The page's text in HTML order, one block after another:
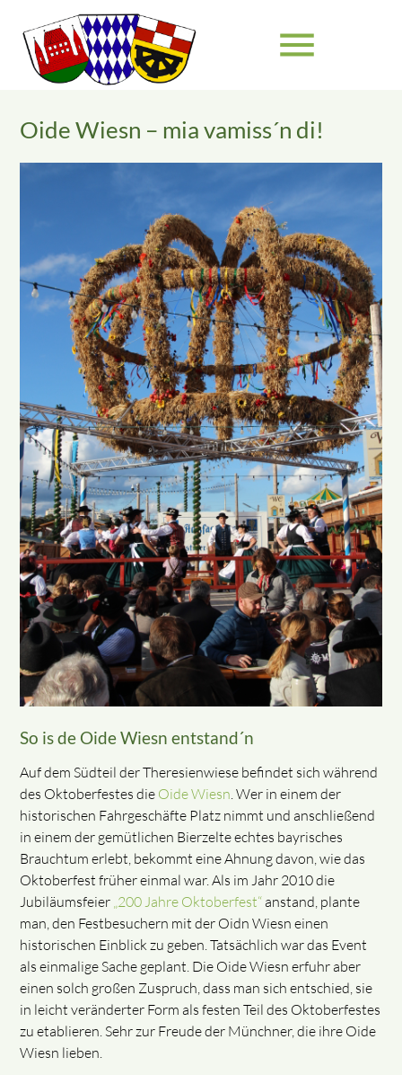
menu
Suchbegriffe SUCHEN
Oide Wiesn – mia vamiss´n di!
So is de Oide Wiesn entstand´n
Auf dem Südteil der Theresienwiese befindet sich während
des Oktoberfestes die Oide Wiesn . Wer in einem der
historischen Fahrgeschäfte Platz nimmt und anschließend
in einem der gemütlichen Bierzelte echtes bayrisches
Brauchtum erlebt, bekommt eine Ahnung davon, wie das
Oktoberfest früher einmal war. Als im Jahr 2010 die
Jubiläumsfeier „200 Jahre Oktoberfest“anstand, plante
man, den Festbesuchern mit der Oidn Wiesn einen
historischen Einblick zu geben. Tatsächlich war das Event
als einmalige Sache geplant. Die Oide Wiesn erfuhr aber
einen solch großen Zuspruch, dass man sich entschied, sie
in leicht veränderter Form als festen Teil des Oktoberfestes
zu etablieren. Sehr zur Freude der Münchner, die ihre Oide
Wiesn lieben.